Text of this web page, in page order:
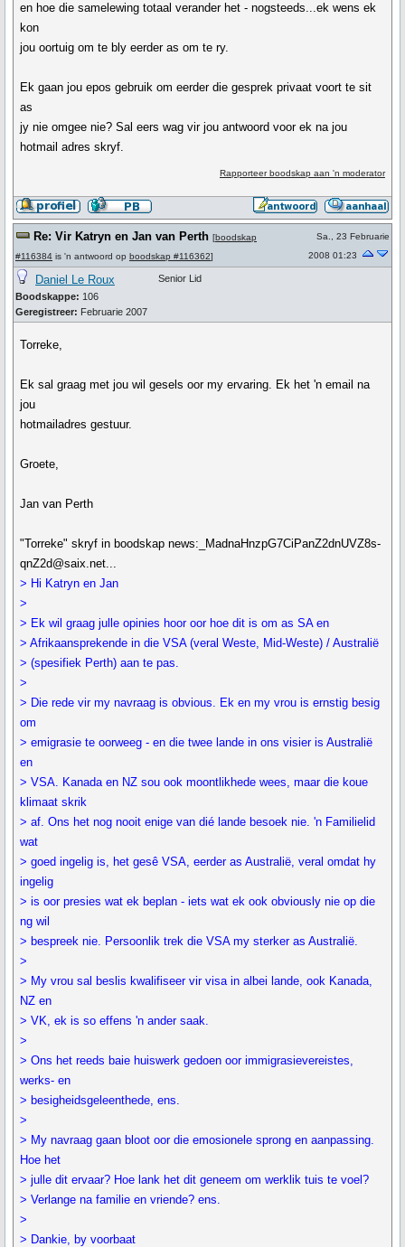
en hoe die samelewing totaal verander het - nogsteeds...ek wens ek
kon
jou oortuig om te bly eerder as om te ry.
Ek gaan jou epos gebruik om eerder die gesprek privaat voort te sit
as
jy nie omgee nie? Sal eers wag vir jou antwoord voor ek na jou
hotmail adres skryf.
Rapporteer boodskap aan 'n moderator
Re: Vir Katryn en Jan van Perth [boodskap
#116384 is 'n antwoord op boodskap #116362]
Sa., 23 Februarie
2008 01:23
Daniel Le Roux
Boodskappe: 106
Geregistreer: Februarie 2007
Senior Lid
Torreke,
Ek sal graag met jou wil gesels oor my ervaring. Ek het 'n email na
jou
hotmailadres gestuur.
Groete,
Jan van Perth
"Torreke" skryf in boodskap news:_MadnaHnzpG7CiPanZ2dnUVZ8s-
qnZ2d@saix.net...
> Hi Katryn en Jan
>
> Ek wil graag julle opinies hoor oor hoe dit is om as SA en
> Afrikaansprekende in die VSA (veral Weste, Mid-Weste) / Australië
> (spesifiek Perth) aan te pas.
>
> Die rede vir my navraag is obvious. Ek en my vrou is ernstig besig
om
> emigrasie te oorweeg - en die twee lande in ons visier is Australië
en
> VSA. Kanada en NZ sou ook moontlikhede wees, maar die koue
klimaat skrik
> af. Ons het nog nooit enige van dié lande besoek nie. 'n Familielid
wat
> goed ingelig is, het gesê VSA, eerder as Australië, veral omdat hy
ingelig
> is oor presies wat ek beplan - iets wat ek ook obviously nie op die
ng wil
> bespreek nie. Persoonlik trek die VSA my sterker as Australië.
>
> My vrou sal beslis kwalifiseer vir visa in albei lande, ook Kanada,
NZ en
> VK, ek is so effens 'n ander saak.
>
> Ons het reeds baie huiswerk gedoen oor immigrasievereistes,
werks- en
> besigheidsgeleenthede, ens.
>
> My navraag gaan bloot oor die emosionele sprong en aanpassing.
Hoe het
> julle dit ervaar? Hoe lank het dit geneem om werklik tuis te voel?
> Verlange na familie en vriende? ens.
>
> Dankie, by voorbaat